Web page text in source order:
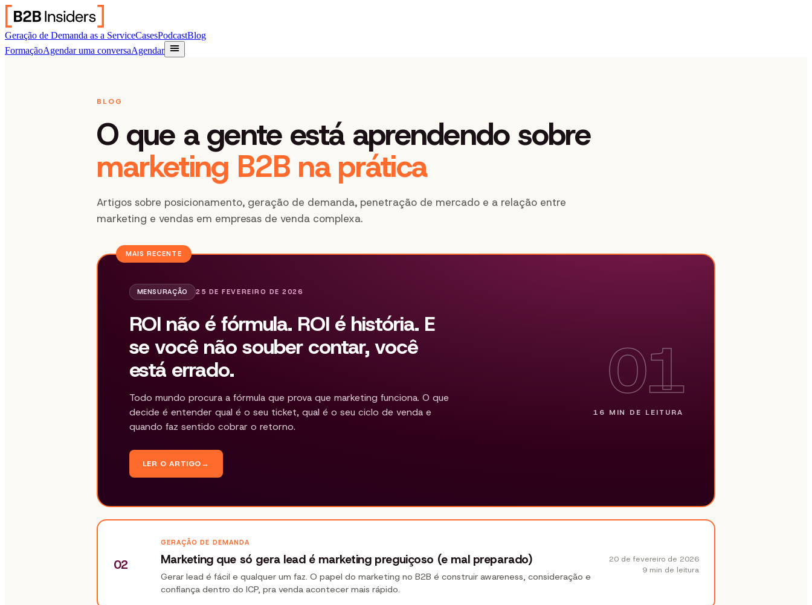
Geração de Demanda as a ServiceCasesPodcastBlog
FormaçãoAgendar uma conversaAgendar
BLOG
O que a gente está aprendendo sobre
marketing B2B na prática
Artigos sobre posicionamento, geração de demanda, penetração de mercado e a relação entre
marketing e vendas em empresas de venda complexa.
MAIS RECENTE
MENSURAÇÃO 25 DE FEVEREIRO DE 2026
ROI não é fórmula. ROI é história. E
se você não souber contar, você
está errado.
Todo mundo procura a fórmula que prova que marketing funciona. O que
decide é entender qual é o seu ticket, qual é o seu ciclo de venda e
quando faz sentido cobrar o retorno.
LER O ARTIGO→
01
16 MIN DE LEITURA
02
GERAÇÃO DE DEMANDA
Marketing que só gera lead é marketing preguiçoso (e mal preparado)
Gerar lead é fácil e qualquer um faz. O papel do marketing no B2B é construir awareness, consideração e
confiança dentro do ICP, pra venda acontecer mais rápido.
20 de fevereiro de 2026
9 min de leitura